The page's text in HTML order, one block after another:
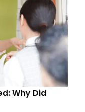
Why Did